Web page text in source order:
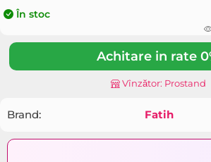
În stoc
Achitare in rate
Vînzător: Prostand
Brand: Fatih